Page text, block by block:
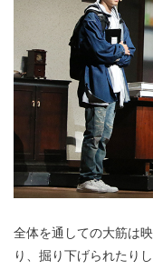
全体を通しての大筋は
り、掘り下げられたり